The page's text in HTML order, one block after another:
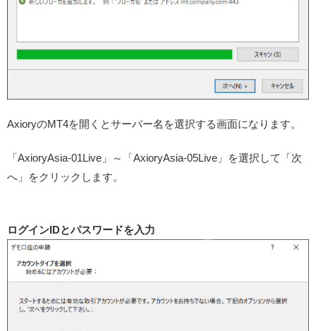
AxioryのMT4を開くとサーバー名を選択する画面になります。
「AxioryAsia-01Live」～「AxioryAsia-05Live」を選択して「次
へ」をクリックします。
ログインIDとパスワードを入力